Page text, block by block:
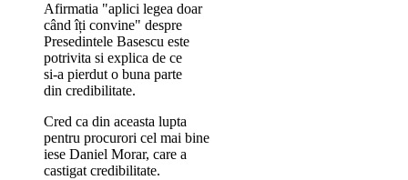
Afirmatia "aplici legea doar
când îți convine" despre
Presedintele Basescu este
potrivita si explica de ce
si-a pierdut o buna parte
din credibilitate.
Cred ca din aceasta lupta
pentru procurori cel mai bine
iese Daniel Morar, care a
castigat credibilitate.